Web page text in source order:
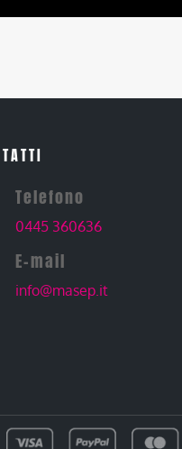
Telefono
0445 360636
E-mail
info@masep.it